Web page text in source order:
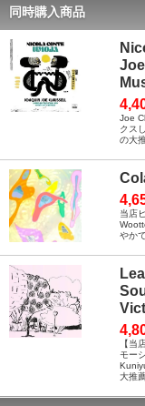
同時購入商品
Joe
クス
の大
当店
やか
【当
モー
大推